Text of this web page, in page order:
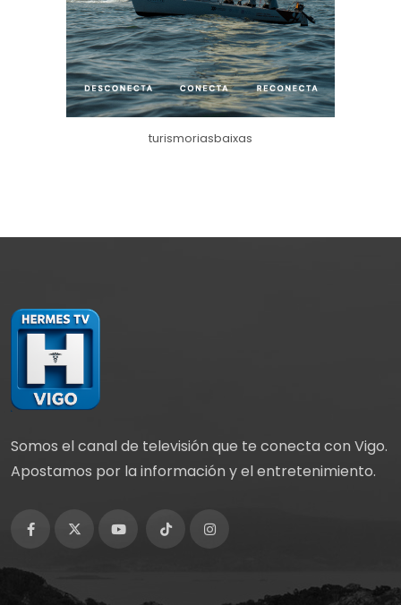
turismoriasbaixas
Somos el canal de televisión que te conecta con Vigo.
Apostamos por la información y el entretenimiento.